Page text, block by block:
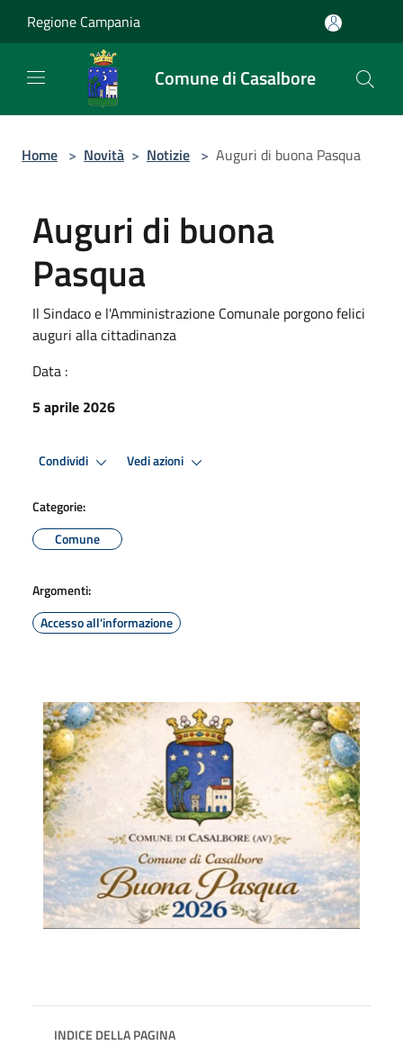
Regione Campania
Comune di Casalbore
Home > Novità > Notizie > Auguri di buona Pasqua
Auguri di buona
Pasqua
Il Sindaco e l'Amministrazione Comunale porgono felici
auguri alla cittadinanza
Data :
5 aprile 2026
Condividi Vedi azioni
Categorie:
Comune
Argomenti:
Accesso all'informazione
INDICE DELLA PAGINA